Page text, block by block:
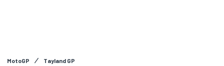
MotoGP Tayland GP